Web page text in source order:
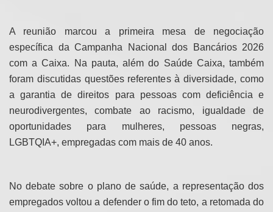
A reunião marcou a primeira mesa de negociação
específica da Campanha Nacional dos Bancários 2026
com a Caixa. Na pauta, além do Saúde Caixa, também
foram discutidas questões referentes à diversidade, como
a garantia de direitos para pessoas com deficiência e
neurodivergentes, combate ao racismo, igualdade de
oportunidades para mulheres, pessoas negras,
LGBTQIA+, empregadas com mais de 40 anos.
No debate sobre o plano de saúde, a representação dos
empregados voltou a defender o fim do teto, a retomada do